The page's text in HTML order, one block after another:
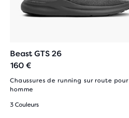
Beast GTS 26
160 €
Chaussures de running sur route pour
homme
3 Couleurs